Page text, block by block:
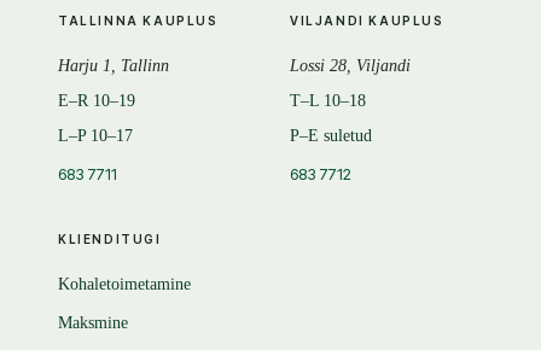
KLIENDITUGI
Kohaletoimetamine
Maksmine
TALLINNA KAUPLUS
Harju 1, Tallinn
E–R 10–19
L–P 10–17
683 7711
VILJANDI KAUPLUS
Lossi 28, Viljandi
T–L 10–18
P–E suletud
683 7712